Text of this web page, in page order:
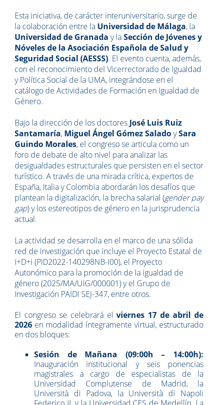
Esta iniciativa, de carácter interuniversitario, surge de
la colaboración entre la Universidad de Málaga, la
Universidad de Granada y laSección de Jóvenes y
Nóveles de la Asociación Española de Salud y
Seguridad Social (AESSS). El evento cuenta, además,
con el reconocimiento del Vicerrectorado de Igualdad
y Política Social de la UMA, integrándose en el
catálogo de Actividades de Formación en Igualdad de
Género.
Bajo la dirección de los doctores José Luis Ruiz
Santamaría, Miguel Ángel Gómez SaladoySara
Guindo Morales, el congreso se articula como un
foro de debate de alto nivel para analizar las
desigualdades estructurales que persisten en el sector
turístico. A través de una mirada crítica, expertos de
España, Italia y Colombia abordarán los desafíos que
plantean la digitalización, la brecha salarial (gender pay
gap) y los estereotipos de género en la jurisprudencia
actual.
La actividad se desarrolla en el marco de una sólida
red de investigación que incluye el Proyecto Estatal de
I+D+i (PID2022-140298NB-I00), el Proyecto
Autonómico para la promoción de la igualdad de
género (2025/MA/UIG/000001) y el Grupo de
Investigación PAIDI SEJ-347, entre otros.
El congreso se celebrará elviernes 17 de abril de
2026 en modalidad íntegramente virtual, estructurado
en dos bloques:
Sesión de Mañana (09:00h – 14:00h):
Inauguración institucional y seis ponencias
magistrales a cargo de especialistas de la
Universidad Complutense de Madrid, la
Università di Padova, la Università di Napoli